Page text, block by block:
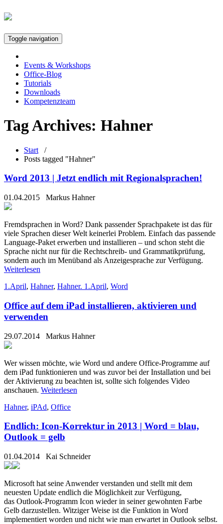
Toggle navigation
Events & Workshops
Office-Blog
Tutorials
Downloads
Kompetenzteam
Tag Archives: Hahner
Start /
Posts tagged "Hahner"
Word 2013 | Jetzt endlich mit Regionalsprachen!
01.04.2015 Markus Hahner
Fremdsprachen in Word? Dank passender Sprachpakete ist das für
viele Sprachen dieser Welt keinerlei Problem. Einfach das passende
Language-Paket erwerben und installieren – und schon steht die
Sprache nicht nur für die Rechtschreib- und Grammatikprüfung,
sondern auch im Menüband als Anzeigesprache zur Verfügung.
Weiterlesen
1.April, Hahner, Hahner. 1.April, Word
Office auf dem iPad installieren, aktivieren und
verwenden
29.07.2014 Markus Hahner
Wer wissen möchte, wie Word und andere Office-Programme auf
dem iPad funktionieren und was zuvor bei der Installation und bei
der Aktivierung zu beachten ist, sollte sich folgendes Video
anschauen. Weiterlesen
Hahner, iPAd, Office
Endlich: Icon-Korrektur in 2013 | Word = blau,
Outlook = gelb
01.04.2014 Kai Schneider
Microsoft hat seine Anwender verstanden und stellt mit dem
neuesten Update endlich die Möglichkeit zur Verfügung,
das Outlook-Programm Icon wieder in seiner gewohnten Farbe
Gelb darzustellen. Witziger Weise ist die Funktion in Word
implementiert worden und nicht wie man erwartet in Outlook selbst.